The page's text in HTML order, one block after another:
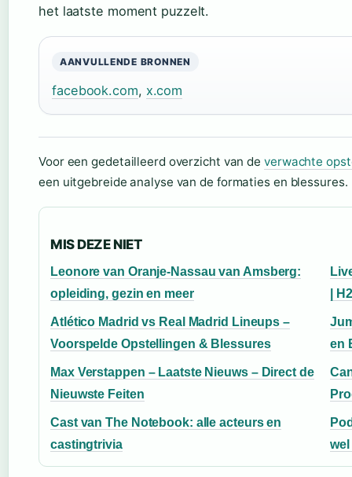
het laatste moment puzzelt.
AANVULLENDE BRONNEN
facebook.com, x.com
Voor een gedetailleerd overzicht van de verwachte
een uitgebreide analyse van de formaties en blessures.
MIS DEZE NIET
Leonore van Oranje-Nassau van Amsberg:
opleiding, gezin en meer
|
Atlético Madrid vs Real Madrid Lineups –
Voorspelde Opstellingen & Blessures
en
Max Verstappen – Laatste Nieuws – Direct de
Nieuwste Feiten
Cast van The Notebook: alle acteurs en
castingtrivia
wel